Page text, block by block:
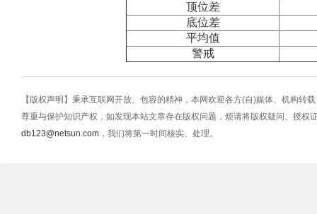
顶位差
底位差
平均值
警戒
【版权声明】秉承互联网开放、包容的精神，本网欢迎各方(自)媒体、机构转
尊重与保护知识产权，如发现本站文章存在版权问题，烦请将版权疑问、授权
db123@netsun.com ，我们将第一时间核实、处理。